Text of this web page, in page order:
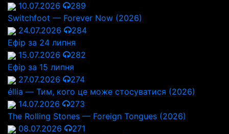
10.07.2026
289
Switchfoot — Forever Now (2026)
24.07.2026
284
Ефір за 24 липня
15.07.2026
282
Ефір за 15 липня
27.07.2026
274
éllia — Тим, кого це може стосуватися (2026)
14.07.2026
273
The Rolling Stones — Foreign Tongues (2026)
08.07.2026
271